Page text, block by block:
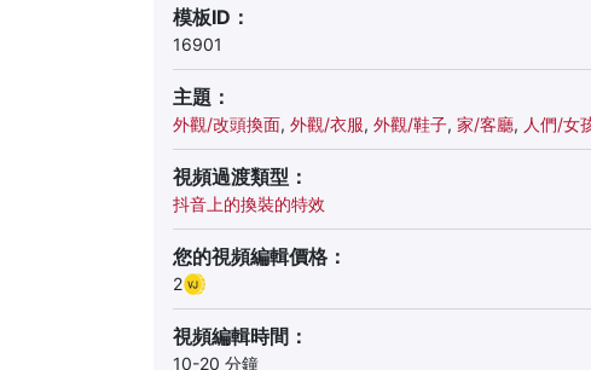
模板ID：
16901
主題：
外觀/改頭換面, 外觀/衣服, 外觀/鞋子, 家/客廳, 人們/女
視頻過渡類型：
抖音上的換裝的特效
您的視頻編輯價格：
2
視頻編輯時間：
10-20 分鐘